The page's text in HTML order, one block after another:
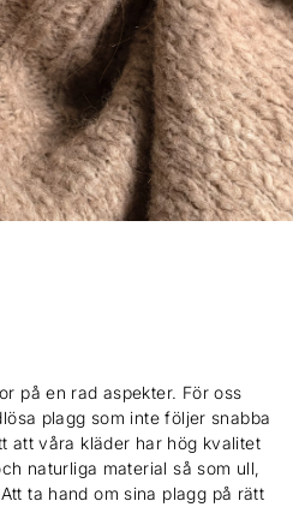
på en rad aspekter. För oss
plagg som inte följer snabba
att våra kläder har hög kvalitet
naturliga material så som ull,
ta hand om sina plagg på rätt